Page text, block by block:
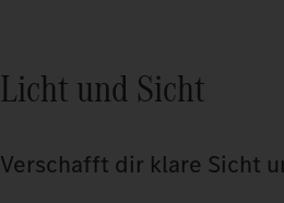
Licht und Sicht
Verschafft dir klare Sicht